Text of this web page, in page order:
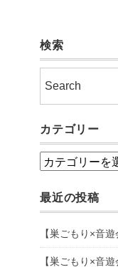
検索
カテゴリー
カ
ゴ
ー
最近の投稿
【巣ごもり×音
【巣ごもり×音